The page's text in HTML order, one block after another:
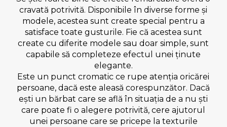
cravată potrivită. Disponibile în diverse forme și
modele, acestea sunt create special pentru a
satisface toate gusturile. Fie că acestea sunt
create cu diferite modele sau doar simple, sunt
capabile să completeze efectul unei ținute
elegante.
Este un punct cromatic ce rupe atenția oricărei
persoane, dacă este aleasă corespunzător. Dacă
ești un bărbat care se află în situația de a nu ști
care poate fi o alegere potrivită, cere ajutorul
unei persoane care se pricepe la texturile